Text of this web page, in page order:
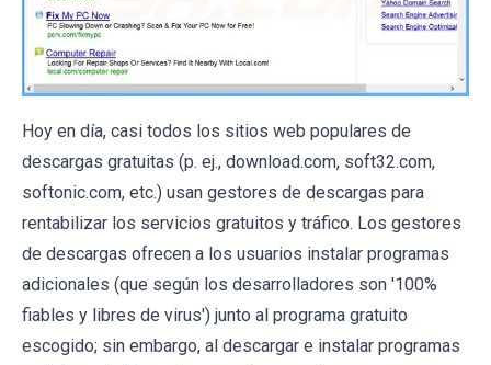
Hoy en día, casi todos los sitios web populares de
descargas gratuitas (p. ej., download.com, soft32.com,
softonic.com, etc.) usan gestores de descargas para
rentabilizar los servicios gratuitos y tráfico. Los gestores
de descargas ofrecen a los usuarios instalar programas
adicionales (que según los desarrolladores son '100%
fiables y libres de virus') junto al programa gratuito
escogido; sin embargo, al descargar e instalar programas